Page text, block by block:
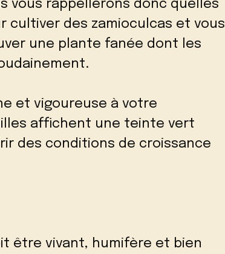
vous rappellerons donc quelles
cultiver des zamioculcas et vous
une plante fanée dont les
et vigoureuse à votre
affichent une teinte vert
des conditions de croissance
être vivant, humifère et bien